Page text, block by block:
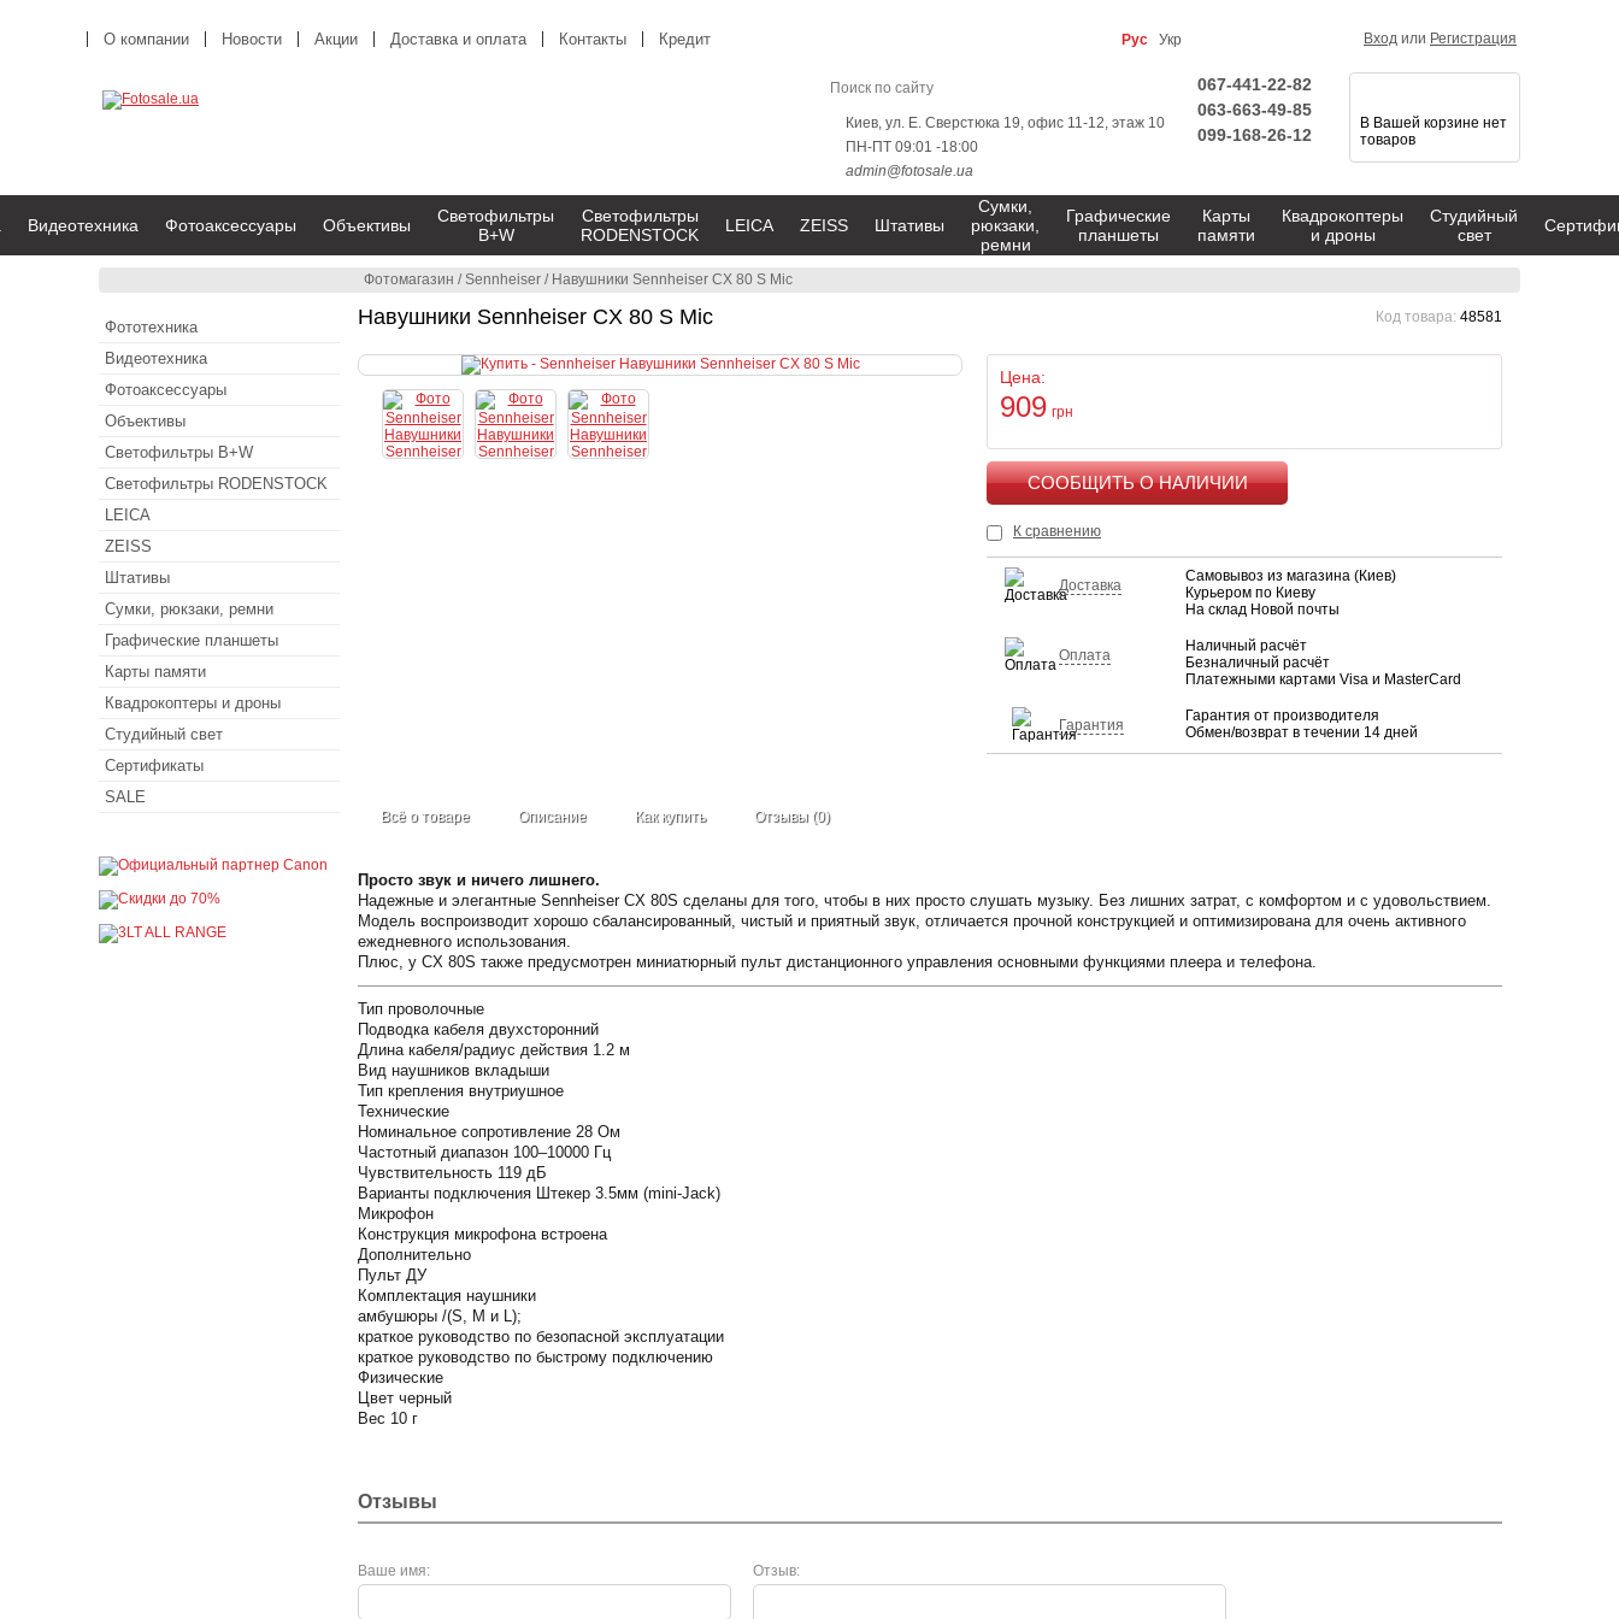
Фотомагазин /Sennheiser / Навушники Sennheiser CX 80 S Mic
Навушники Sennheiser CX 80 S Mic Код товара: 48581
Цена:
909 грн
К сравнению
Доставка
Самовывоз из магазина (Киев)
Курьером по Киеву
На склад Новой почты
Оплата
Наличный расчёт
Безналичный расчёт
Платежными картами Visa и MasterCard
Гарантия
Гарантия от производителя
Обмен/возврат в течении 14 дней
Всё о товаре Описание Как купить Отзывы (0)
Просто звук и ничего лишнего.
Надежные и элегантные Sennheiser CX 80S сделаны для того, чтобы в них просто слушать музыку. Без лишних затрат, с комфортом и с удовольствием.
Модель воспроизводит хорошо сбалансированный, чистый и приятный звук, отличается прочной конструкцией и оптимизирована для очень активного
ежедневного использования.
Плюс, у CX 80S также предусмотрен миниатюрный пульт дистанционного управления основными функциями плеера и телефона.
Тип проволочные
Подводка кабеля двухсторонний
Длина кабеля/радиус действия 1.2 м
Вид наушников вкладыши
Тип крепления внутриушное
Технические
Номинальное сопротивление 28 Ом
Частотный диапазон 100–10000 Гц
Чувствительность 119 дБ
Варианты подключения Штекер 3.5мм (mini-Jack)
Микрофон
Конструкция микрофона встроена
Дополнительно
Пульт ДУ
Комплектация наушники
амбушюры /(S, M и L);
краткое руководство по безопасной эксплуатации
краткое руководство по быстрому подключению
Физические
Цвет черный
Вес 10 г
Отзывы
Ваше имя: Отзыв:
О компании Новости Акции Доставка и оплата Контакты Кредит Рус Укр Вход или Регистрация
Киев, ул. Е. Сверстюка 19, офис 11-12, этаж 10
ПН-ПТ 09:01 -18:00
admin@fotosale.ua
067-441-22-82
063-663-49-85
099-168-26-12
В Вашей корзине нет
товаров
Видеотехника Фотоаксессуары Объективы
Светофильтры
B+W
Светофильтры
RODENSTOCK
LEICA ZEISS Штативы
Сумки,
рюкзаки,
ремни
Графические
планшеты
Карты
памяти
Квадрокоптеры
и дроны
Студийный
свет
Фототехника
Видеотехника
Фотоаксессуары
Объективы
Светофильтры B+W
Светофильтры RODENSTOCK
LEICA
ZEISS
Штативы
Сумки, рюкзаки, ремни
Графические планшеты
Карты памяти
Квадрокоптеры и дроны
Студийный свет
Сертификаты
SALE